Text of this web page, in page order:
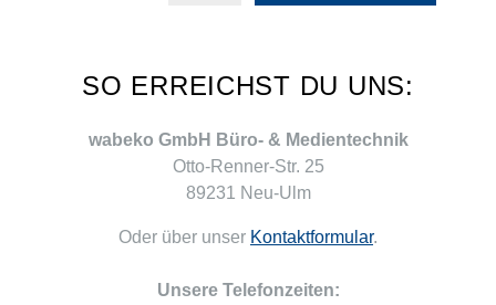
SO ERREICHST DU UNS:
wabeko GmbH Büro- & Medientechnik
Otto-Renner-Str. 25
89231 Neu-Ulm
Oder über unser Kontaktformular.
Unsere Telefonzeiten: